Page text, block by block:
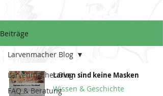
Beiträge
Larvenmacher Blog
FAQ & Beratung
Larvenmacher Blog
Larven sind keine Masken
Wissen & Geschichte